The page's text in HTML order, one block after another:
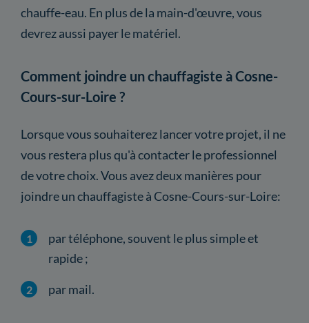
chauffe-eau. En plus de la main-d'œuvre, vous
devrez aussi payer le matériel.
Comment joindre un chauffagiste à Cosne-
Cours-sur-Loire ?
Lorsque vous souhaiterez lancer votre projet, il ne
vous restera plus qu'à contacter le professionnel
de votre choix. Vous avez deux manières pour
joindre un chauffagiste à Cosne-Cours-sur-Loire:
par téléphone, souvent le plus simple et
rapide ;
par mail.